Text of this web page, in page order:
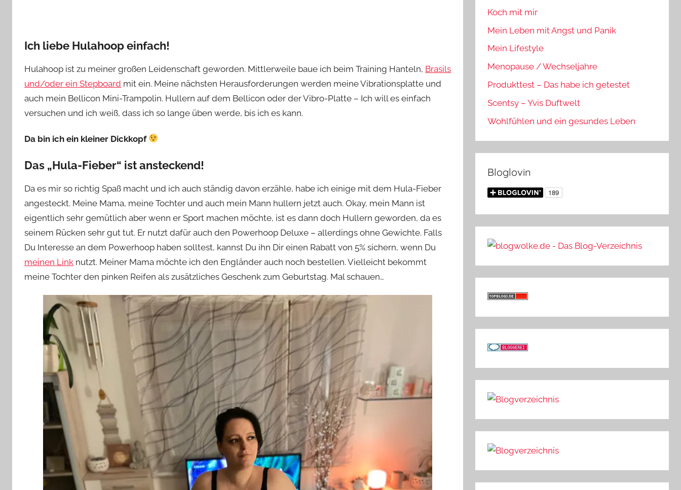
Ich liebe Hulahoop einfach!
Hulahoop ist zu meiner großen Leidenschaft geworden. Mittlerweile baue ich beim Training Hanteln, Brasils
und/oder ein Stepboard mit ein. Meine nächsten Herausforderungen werden meine Vibrationsplatte und
auch mein Bellicon Mini-Trampolin. Hullern auf dem Bellicon oder der Vibro-Platte – Ich will es einfach
versuchen und ich weiß, dass ich so lange üben werde, bis ich es kann.
Da bin ich ein kleiner Dickkopf
Das „Hula-Fieber“ ist ansteckend!
Da es mir so richtig Spaß macht und ich auch ständig davon erzähle, habe ich einige mit dem Hula-Fieber
angesteckt. Meine Mama, meine Tochter und auch mein Mann hullern jetzt auch. Okay, mein Mann ist
eigentlich sehr gemütlich aber wenn er Sport machen möchte, ist es dann doch Hullern geworden, da es
seinem Rücken sehr gut tut. Er nutzt dafür auch den Powerhoop Deluxe – allerdings ohne Gewichte. Falls
Du Interesse an dem Powerhoop haben solltest, kannst Du ihn Dir einen Rabatt von 5% sichern, wenn Du
meinen Link nutzt. Meiner Mama möchte ich den Engländer auch noch bestellen. Vielleicht bekommt
meine Tochter den pinken Reifen als zusätzliches Geschenk zum Geburtstag. Mal schauen…
Koch mit mir
Mein Leben mit Angst und Panik
Mein Lifestyle
Menopause / Wechseljahre
Produkttest – Das habe ich getestet
Scentsy – Yvis Duftwelt
Wohlfühlen und ein gesundes Leben
Bloglovin